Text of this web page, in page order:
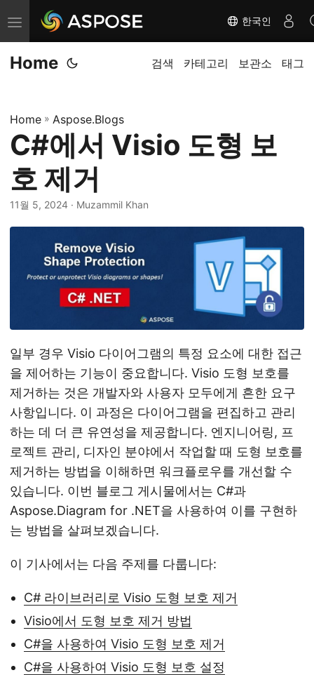
탐
색
전
한국인
Home 검색 카테고리 보관소 태그
Home » Aspose.Blogs
C#에서 Visio 도형 보
호 제거
11월 5, 2024 · Muzammil Khan
일부 경우 Visio 다이어그램의 특정 요소에 대한 접근
을 제어하는 기능이 중요합니다. Visio 도형 보호를
제거하는 것은 개발자와 사용자 모두에게 흔한 요구
사항입니다. 이 과정은 다이어그램을 편집하고 관리
하는 데 더 큰 유연성을 제공합니다. 엔지니어링, 프
로젝트 관리, 디자인 분야에서 작업할 때 도형 보호를
제거하는 방법을 이해하면 워크플로우를 개선할 수
있습니다. 이번 블로그 게시물에서는 C#과
Aspose.Diagram for .NET을 사용하여 이를 구현하
는 방법을 살펴보겠습니다.
이 기사에서는 다음 주제를 다룹니다:
C# 라이브러리로 Visio 도형 보호 제거
Visio에서 도형 보호 제거 방법
C#을 사용하여 Visio 도형 보호 제거
C#을 사용하여 Visio 도형 보호 설정